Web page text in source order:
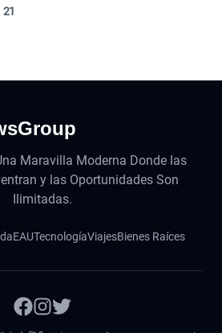
21
Maravilla Moderna Donde las
y las Oportunidades Son
Ilimitadas.
EAUTecnologíaViajesBienes Raíces